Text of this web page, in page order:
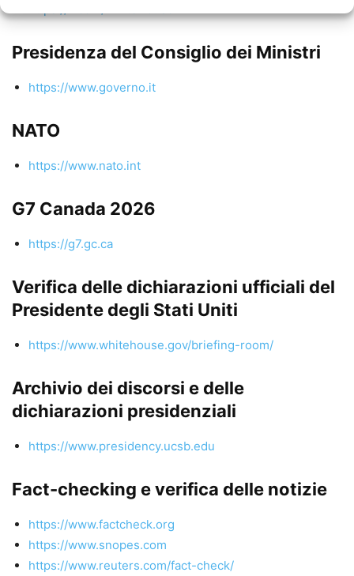
Presidenza del Consiglio dei Ministri
https://www.governo.it
NATO
https://www.nato.int
G7 Canada 2026
https://g7.gc.ca
Verifica delle dichiarazioni ufficiali del
Presidente degli Stati Uniti
https://www.whitehouse.gov/briefing-room/
Archivio dei discorsi e delle
dichiarazioni presidenziali
https://www.presidency.ucsb.edu
Fact-checking e verifica delle notizie
https://www.factcheck.org
https://www.snopes.com
https://www.reuters.com/fact-check/